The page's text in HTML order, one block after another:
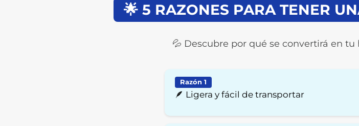
🌟 5 RAZONES PARA TENER
💦 Descubre por qué se convertirá en
Razón 1
🪶 Ligera y fácil de transportar